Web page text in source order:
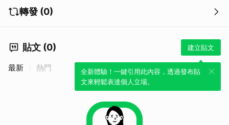
轉發 (0)
貼文 (0) 建立貼文
全新體驗！一鍵引用此內容，透過發布貼
文來輕鬆表達個人立場。
最新 熱門